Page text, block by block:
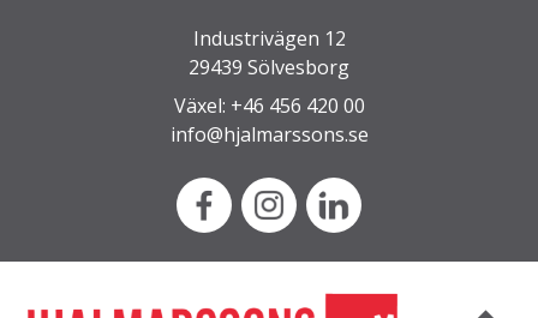
Industrivägen 12
29439 Sölvesborg
Växel: +46 456 420 00
info@hjalmarssons.se